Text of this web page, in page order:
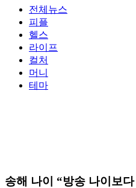
전체뉴스
피플
헬스
라이프
컬처
머니
테마
송해 나이 “방송 나이보